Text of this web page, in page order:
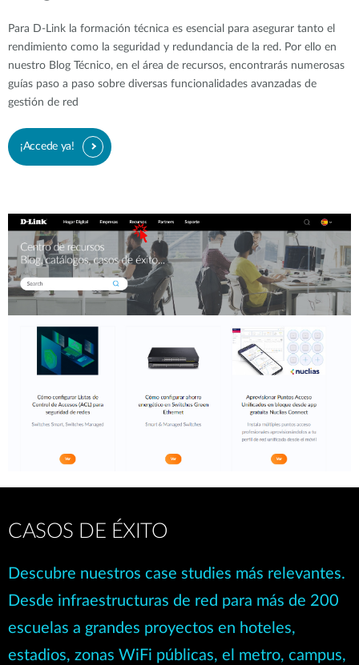
Para D-Link la formación técnica es esencial para asegurar tanto el
rendimiento como la seguridad y redundancia de la red. Por ello en
nuestro Blog Técnico, en el área de recursos, encontrarás numerosas
guías paso a paso sobre diversas funcionalidades avanzadas de
gestión de red
¡Accede ya!
CASOS DE ÉXITO
Descubre nuestros case studies más relevantes.
Desde infraestructuras de red para más de 200
escuelas a grandes proyectos en hoteles,
estadios, zonas WiFi públicas, el metro, campus,